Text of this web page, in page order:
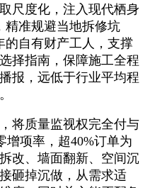
度化，注入现代栖身
精准规避当地拆修坑
的自有财产工人，支撑
择指南，保障施工全程
报，远低于行业平均程
质量监视权完全付与
增项率，超40%订单为
改、墙面翻新、空间沉
砸掉沉做，从需求适